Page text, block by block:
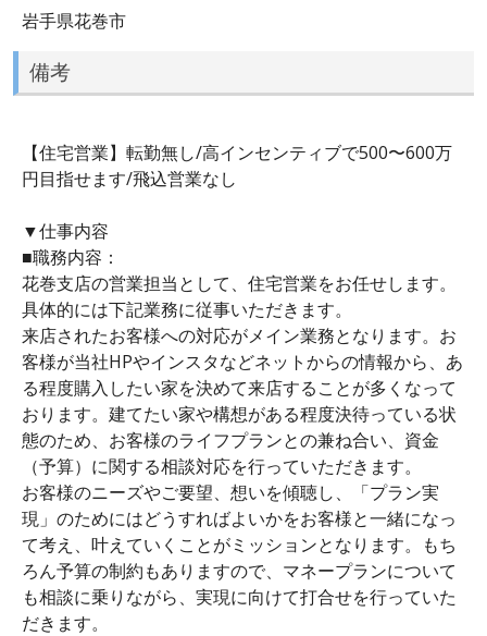
岩手県花巻市
備考
【住宅営業】転勤無し/高インセンティブで500〜600万
円目指せます/飛込営業なし
▼仕事内容
■職務内容：
花巻支店の営業担当として、住宅営業をお任せします。
具体的には下記業務に従事いただきます。
来店されたお客様への対応がメイン業務となります。お
客様が当社HPやインスタなどネットからの情報から、あ
る程度購入したい家を決めて来店することが多くなって
おります。建てたい家や構想がある程度決待っている状
態のため、お客様のライフプランとの兼ね合い、資金
（予算）に関する相談対応を行っていただきます。
お客様のニーズやご要望、想いを傾聴し、「プラン実
現」のためにはどうすればよいかをお客様と一緒になっ
て考え、叶えていくことがミッションとなります。もち
ろん予算の制約もありますので、マネープランについて
も相談に乗りながら、実現に向けて打合せを行っていた
だきます。